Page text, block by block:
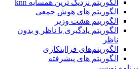
الگوریتم نزدیک ترین همسایه knn
الگوریتم های هوش جمعی
الگوریتم هشت وزیر
الگوریتم یادگیری با ناظر و بدون
ناظر
الگوریتم‌های فراابتکاری
الگوریتم های پیشرفته